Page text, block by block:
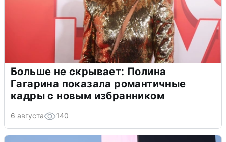
Больше не скрывает: Полина
Гагарина показала романтичные
кадры с новым избранником
6 августа 140